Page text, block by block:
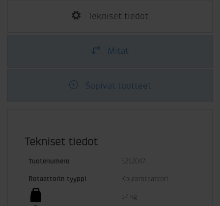
Tekniset tiedot
Mitat
Sopivat tuotteet
Tekniset tiedot
Tuotenumero 5212047
Rotaattorin tyyppi Kourarotaattori
57 kg